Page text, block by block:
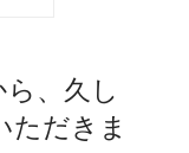
、久し
ただきま